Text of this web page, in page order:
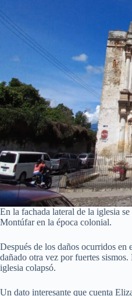
En la fachada lateral de la iglesia
Montúfar en la época colonial.
Después de los daños ocurridos
dañado otra vez por fuertes
iglesia colapsó.
Un dato interesante que cuenta